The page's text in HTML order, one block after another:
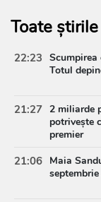
Toate știrile
22:23
Totul
21:27 2 miliarde
potrivește
premier
21:06 Maia